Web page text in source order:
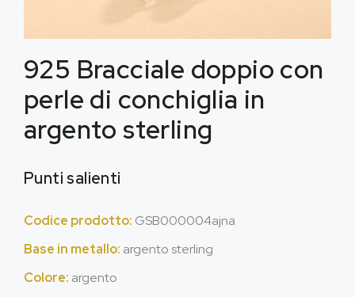
925 Bracciale doppio con
perle di conchiglia in
argento sterling
Punti salienti
Codice prodotto: GSB000004ajna
Base in metallo: argento sterling
Colore: argento